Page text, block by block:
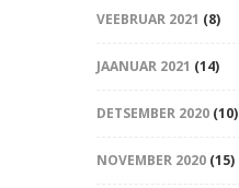
VEEBRUAR 2021 (8)
JAANUAR 2021 (14)
DETSEMBER 2020(10)
NOVEMBER 2020(15)